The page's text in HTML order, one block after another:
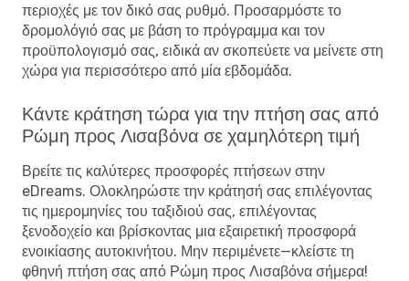
περιοχές με τον δικό σας ρυθμό. Προσαρμόστε το
δρομολόγιό σας με βάση το πρόγραμμα και τον
προϋπολογισμό σας, ειδικά αν σκοπεύετε να μείνετε στη
χώρα για περισσότερο από μία εβδομάδα.
Κάντε κράτηση τώρα για την πτήση σας από
Ρώμη προς Λισαβόνα σε χαμηλότερη τιμή
Βρείτε τις καλύτερες προσφορές πτήσεων στην
eDreams. Ολοκληρώστε την κράτησή σας επιλέγοντας
τις ημερομηνίες του ταξιδιού σας, επιλέγοντας
ξενοδοχείο και βρίσκοντας μια εξαιρετική προσφορά
ενοικίασης αυτοκινήτου. Μην περιμένετε—κλείστε τη
φθηνή πτήση σας από Ρώμη προς Λισαβόνα σήμερα!